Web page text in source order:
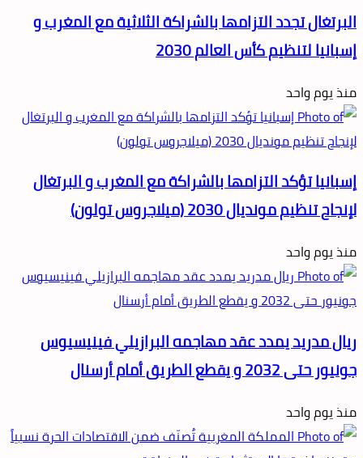
البرتغال تجدد التزامها بالشراكة الثلاثية مع المغرب و
إسبانيا لتنظيم كأس العالم 2030
منذ يوم واحد
إسبانيا تؤكد التزامها بالشراكة مع المغرب و البرتغال
لإنجاح تنظيم مونديال 2030 (ميلاجروس تولون)
منذ يوم واحد
ريال مدريد يمدد عقد مهاجمه البرازيلي فينيسيوس
جونيور حتى 2032 و يقطع الطريق أمام أرسنال
منذ يوم واحد